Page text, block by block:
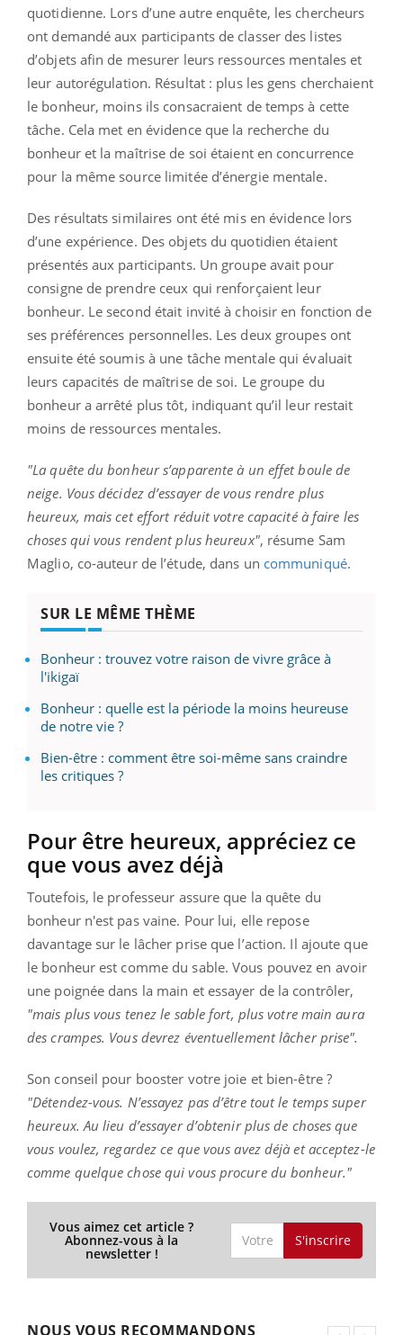
quotidienne. Lors d’une autre enquête, les chercheurs
ont demandé aux participants de classer des listes
d’objets afin de mesurer leurs ressources mentales et
leur autorégulation. Résultat : plus les gens cherchaient
le bonheur, moins ils consacraient de temps à cette
tâche. Cela met en évidence que la recherche du
bonheur et la maîtrise de soi étaient en concurrence
pour la même source limitée d’énergie mentale.
Des résultats similaires ont été mis en évidence lors
d’une expérience. Des objets du quotidien étaient
présentés aux participants. Un groupe avait pour
consigne de prendre ceux qui renforçaient leur
bonheur. Le second était invité à choisir en fonction de
ses préférences personnelles. Les deux groupes ont
ensuite été soumis à une tâche mentale qui évaluait
leurs capacités de maîtrise de soi. Le groupe du
bonheur a arrêté plus tôt, indiquant qu’il leur restait
moins de ressources mentales.
"La quête du bonheur s’apparente à un effet boule de
neige. Vous décidez d’essayer de vous rendre plus
heureux, mais cet effort réduit votre capacité à faire les
choses qui vous rendent plus heureux", résume Sam
Maglio, co-auteur de l’étude, dans un communiqué.
SUR LE MÊME THÈME
Bonheur : trouvez votre raison de vivre grâce à
l'ikigaï
Bonheur : quelle est la période la moins heureuse
de notre vie ?
Bien-être : comment être soi-même sans craindre
les critiques ?
Pour être heureux, appréciez ce
que vous avez déjà
Toutefois, le professeur assure que la quête du
bonheur n'est pas vaine. Pour lui, elle repose
davantage sur le lâcher prise que l’action. Il ajoute que
le bonheur est comme du sable. Vous pouvez en avoir
une poignée dans la main et essayer de la contrôler,
"mais plus vous tenez le sable fort, plus votre main aura
des crampes. Vous devrez éventuellement lâcher prise".
Son conseil pour booster votre joie et bien-être ?
"Détendez-vous. N’essayez pas d’être tout le temps super
heureux. Au lieu d’essayer d’obtenir plus de choses que
vous voulez, regardez ce que vous avez déjà et acceptez-le
comme quelque chose qui vous procure du bonheur."
Vous aimez cet article ?
Abonnez-vous à la
newsletter !
S'inscrire
NOUS VOUS RECOMMANDONS